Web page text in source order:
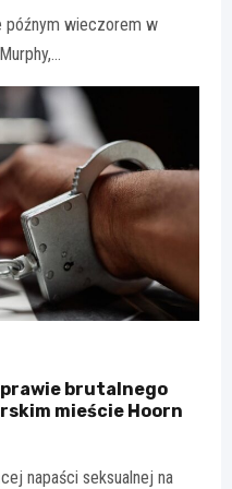
późnym wieczorem w
brutalnego
mieście Hoorn
napaści seksualnej na